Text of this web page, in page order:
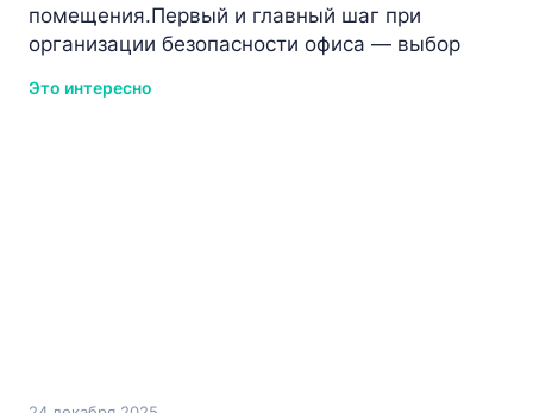
помещения.Первый и главный шаг при
организации безопасности офиса — выбор
Это интересно